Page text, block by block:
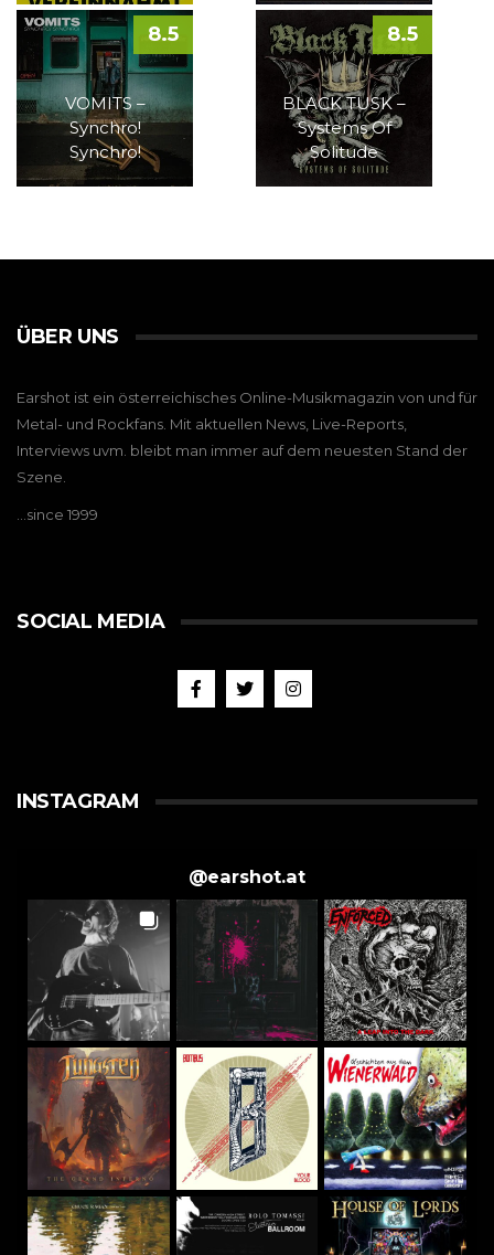
VOMITS –
Synchro!
Synchro!
8.5
BLACK TUSK –
Systems Of
Solitude
8.5
ÜBER UNS
Earshot ist ein österreichisches Online-Musikmagazin von und für
Metal- und Rockfans. Mit aktuellen News, Live-Reports,
Interviews uvm. bleibt man immer auf dem neuesten Stand der
Szene.
…since 1999
SOCIAL MEDIA
INSTAGRAM
@earshot.at